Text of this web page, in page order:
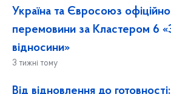
Україна та Євросоюз
перемовини за Кластером 6
відносини»
3 тижні тому
Від відновлення до